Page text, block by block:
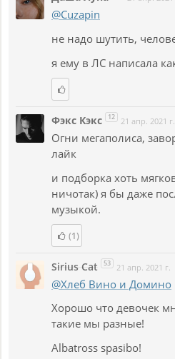
@Cuzapin
не надо шутить,
я ему в ЛС написала
Фэкс Кэкс 12 21 апр. 2021 г.
Огни мегаполиса,
лайк
и подборка хоть
ничотак) я бы даже
музыкой.
(1)
Sirius Cat 53 21 апр. 2021 г.
@Хлеб Вино и Домино
Хорошо что девочек
такие мы разные!
Albatross spasibo!